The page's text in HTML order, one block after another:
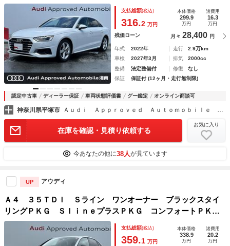
リクスＬＥＤ スマホ連携 アンビエントライト パークアシ
スト ワイヤレスチャージング 全周囲カメラ シートヒータ
ー ＡＣＣ
支払総額(税込)
316.2 万円
本体価格
299.9
万円
諸費用
16.3
万円
残価ローン 月々 28,400 円
年式 2022年 走行
2.9万km
車検
2027年3月 排気
2000cc
整備
法定整備付 修復
なし
保証
保証付 (12ヶ月・走行無制限)
認定中古車 ディーラー保証 車両状態評価書 グー鑑定 オンライン商談可
神奈川県平塚市 Ａｕｄｉ Ａｐｐｒｏｖｅｄ Ａｕｔｏｍｏｂｉｌｅ 湘南
在庫を確認・見積り依頼する
お気に入り
今あなたの他に38人が見ています
UP アウディ
Ａ４ ３５ＴＤＩ Ｓライン ワンオーナー ブラックスタイ
リングＰＫＧ ＳｌｉｎｅプラスＰＫＧ コンフォートＰＫ
Ｇ アダプティブクルーズコントロール アラウンドビューモ
ニター スマートフォンインターフェイス マトリクスＬＥＤ
支払総額(税込)
359.1 万円
本体価格
338.9
万円
諸費用
20.2
万円